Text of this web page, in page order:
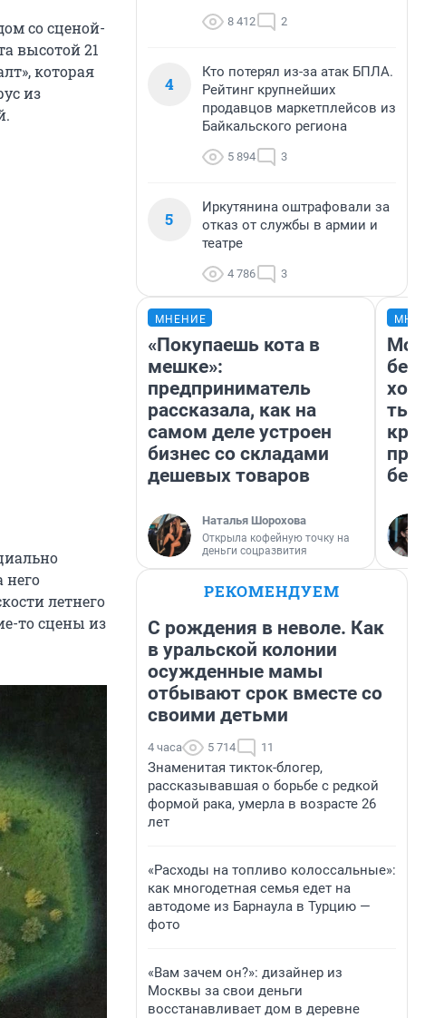
со сценой-
высотой 21
которая
из
него
летнего
то сцены из
8 412 2
4
Кто потерял из-за атак БПЛА.
Рейтинг крупнейших
продавцов маркетплейсов из
Байкальского региона
5 894 3
5
Иркутянина оштрафовали за
отказ от службы в армии и
театре
4 786 3
МНЕНИЕ
«Покупаешь кота в
мешке»:
предприниматель
рассказала, как на
самом деле устроен
бизнес со складами
дешевых товаров
Наталья Шорохова
Открыла кофейную точку на
деньги соцразвития
Мой
РЕКОМЕНДУЕМ
С рождения в неволе. Как
в уральской колонии
осужденные мамы
отбывают срок вместе со
своими детьми
4 часа 5 714 11
Знаменитая тикток-блогер,
рассказывавшая о борьбе с редкой
формой рака, умерла в возрасте 26
лет
«Расходы на топливо колоссальные»:
как многодетная семья едет на
автодоме из Барнаула в Турцию —
фото
«Вам зачем он?»: дизайнер из
Москвы за свои деньги
восстанавливает дом в деревне